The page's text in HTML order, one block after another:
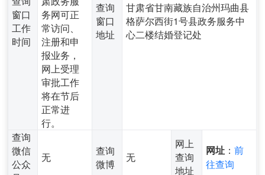
窗口
工作
时间
务网可正
常访问、
注册和申
报业务，
网上受理
审批工作
将在节后
正常进
行。
查询
窗口
地址
甘肃省甘南藏族自治州玛曲县
格萨尔西街1号县政务服务中
心二楼结婚登记处
查询
微信
公众
无
查询
微博
无
网上
查询
地址
网址 ：前
往查询